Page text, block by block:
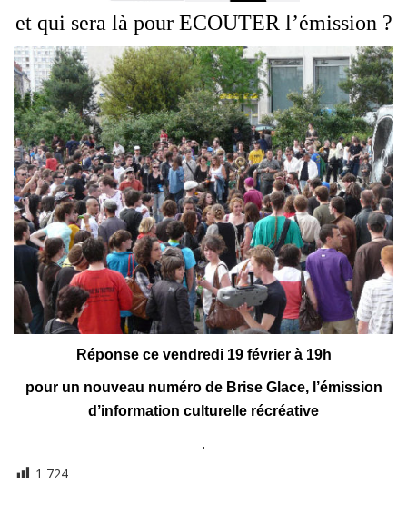
et qui sera là pour ECOUTER l’émission ?
Réponse ce vendredi 19 février à 19h
pour un nouveau numéro de Brise Glace, l’émission
d’information culturelle récréative
.
1 724